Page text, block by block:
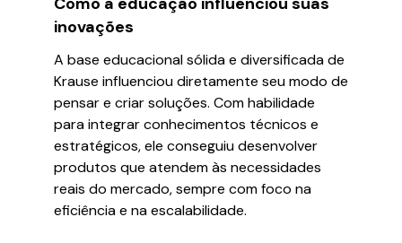
inovações
A base educacional sólida e diversificada de
Krause influenciou diretamente seu modo de
pensar e criar soluções. Com habilidade
para integrar conhecimentos técnicos e
estratégicos, ele conseguiu desenvolver
produtos que atendem às necessidades
reais do mercado, sempre com foco na
eficiência e na escalabilidade.